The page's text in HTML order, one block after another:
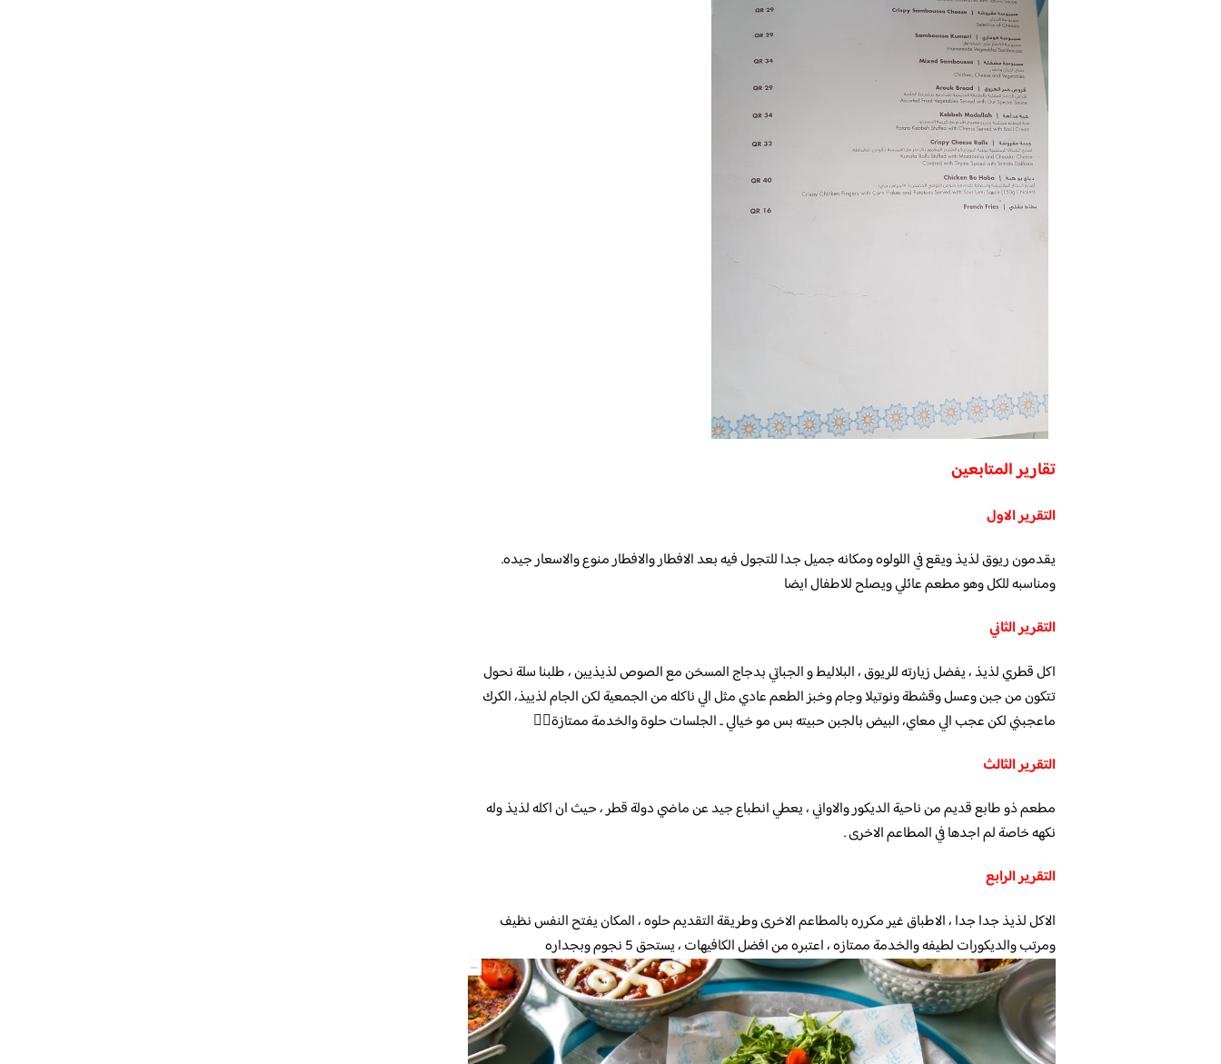
تقارير المتابعين
التقرير الاول
يقدمون ريوق لذيذ ويقع في اللولوه ومكانه جميل جدا للتجول فيه بعد الافطار والافطار منوع والاسعار جيده.
ومناسبه للكل وهو مطعم عائلي ويصلح للاطفال ايضا
التقرير الثاني
اكل قطري لذيذ ، يفضل زيارته للريوق ، البلاليط و الجباتي بدجاج المسخن مع الصوص لذيذيين ، طلبنا سلة نحول
تتكون من جبن وعسل وقشطة ونوتيلا وجام وخبز الطعم عادي مثل الي ناكله من الجمعية لكن الجام لذييذ، الكرك
ماعجبني لكن عجب الي معاي، البيض بالجبن حبيته بس مو خيالي .. الجلسات حلوة والخدمة ممتازة👍🏼
التقرير الثالث
مطعم ذو طابع قديم من ناحية الديكور والاواني ، يعطي انطباع جيد عن ماضي دولة قطر ، حيث ان اكله لذيذ وله
نكهه خاصة لم اجدها في المطاعم الاخرى .
التقرير الرابع
الاكل لذيذ جدا جدا ، الاطباق غير مكرره بالمطاعم الاخرى وطريقة التقديم حلوه ، المكان يفتح النفس نظيف
ومرتب والديكورات لطيفه والخدمة ممتازه ، اعتبره من افضل الكافيهات ، يستحق 5 نجوم وبجداره